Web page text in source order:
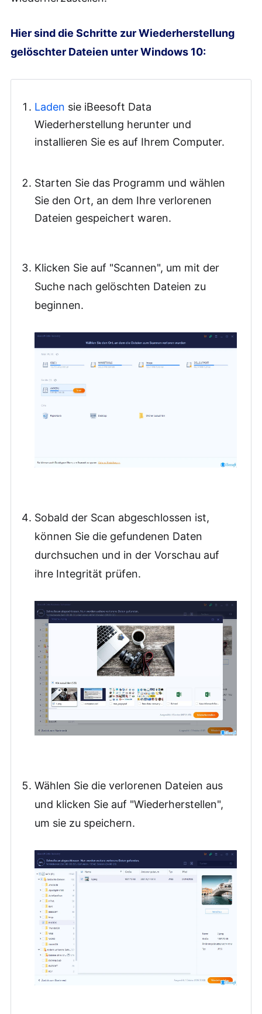
Hier sind die Schritte zur Wiederherstellung
gelöschter Dateien unter Windows 10:
Laden sie iBeesoft Data
Wiederherstellung herunter und
installieren Sie es auf Ihrem Computer.
Starten Sie das Programm und wählen
Sie den Ort, an dem Ihre verlorenen
Dateien gespeichert waren.
Klicken Sie auf "Scannen", um mit der
Suche nach gelöschten Dateien zu
beginnen.
Sobald der Scan abgeschlossen ist,
können Sie die gefundenen Daten
durchsuchen und in der Vorschau auf
ihre Integrität prüfen.
Wählen Sie die verlorenen Dateien aus
und klicken Sie auf "Wiederherstellen",
um sie zu speichern.